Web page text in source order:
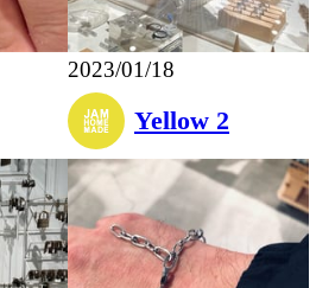
2023/01/18
Yellow 2